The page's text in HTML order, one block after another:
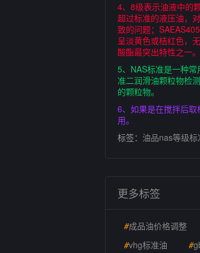
4、8级表示油液中的
超过标准的液压油，
致的问题；
呈淡黄色或桔红色，
酸酯最突出特性之一。
5、NAS标准是一种
准二润滑油颗粒物检
的颗粒物。
6、如果是在搅拌后
用。
标签： 油品nas等级标
更多标签
#成品油价格调整
#vhg标准油 #